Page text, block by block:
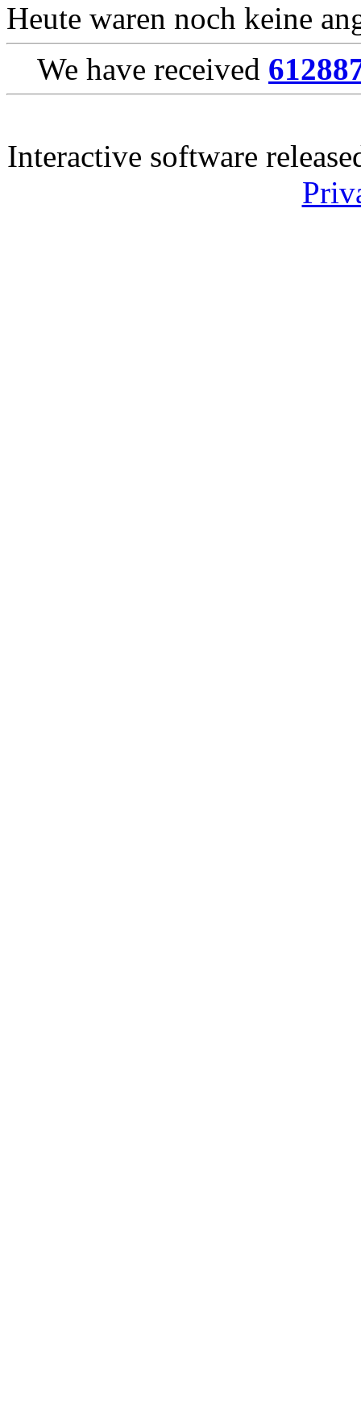
Heute waren noch keine
We have received
Interactive software